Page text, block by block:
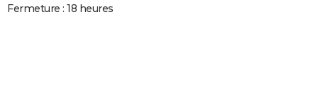
Fermeture : 18 heures